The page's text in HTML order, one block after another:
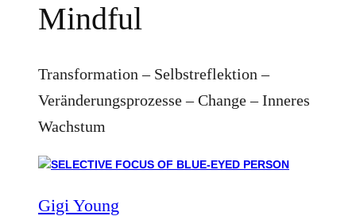
Mindful
Transformation – Selbstreflektion –
Veränderungsprozesse – Change – Inneres
Wachstum
Gigi Young